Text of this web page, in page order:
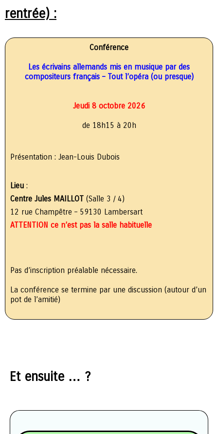
rentrée) :
Conférence
Les écrivains allemands mis en musique par des
compositeurs français – Tout l’opéra (ou presque)
Jeudi 8 octobre 2026
de 18h15 à 20h
Présentation : Jean-Louis Dubois
Lieu :
Centre Jules MAILLOT (Salle 3 / 4)
12 rue Champêtre – 59130 Lambersart
ATTENTION ce n’est pas la salle habituelle
Pas d’inscription préalable nécessaire.
La conférence se termine par une discussion (autour d’un
pot de l’amitié)
Et ensuite … ?